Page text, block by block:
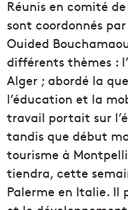
Réunis en comité
sont coordonnés
Ouided
différents thèmes :
Alger ; abordé la
l’éducation et la
travail portait sur
tandis que début
tourisme à
tiendra, cette
Palerme en Italie. Il